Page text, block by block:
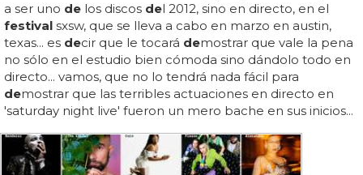
a ser uno de los discos del 2012, sino en directo, en el
festival sxsw, que se lleva a cabo en marzo en austin,
texas... es decir que le tocará demostrar que vale la pena
no sólo en el estudio bien cómoda sino dándolo todo en
directo... vamos, que no lo tendrá nada fácil para
demostrar que las terribles actuaciones en directo en
'saturday night live' fueron un mero bache en sus inicios...